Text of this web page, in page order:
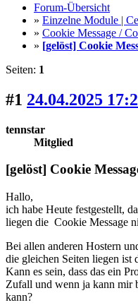
Forum-Übersicht
» Einzelne Module |
» Cookie Message /
» [gelöst] Cookie
Seiten: 1
#1 24.04.2025
tennstar
Mitglied
[gelöst] Cookie
Hallo,
ich habe Heute festgestellt,
liegen die Cookie Message
Bei allen anderen Hostern
die gleichen Seiten liegen ist
Kann es sein, dass das ein
Zufall und wenn ja kann mir
kann?